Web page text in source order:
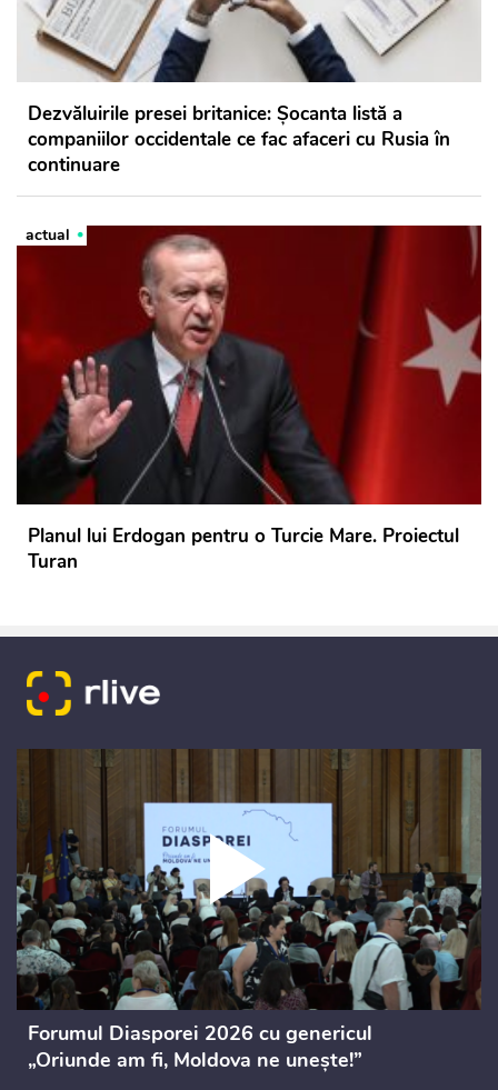
Dezvăluirile presei britanice: Șocanta listă a
companiilor occidentale ce fac afaceri cu Rusia în
continuare
actual
Planul lui Erdogan pentru o Turcie Mare. Proiectul
Turan
Forumul Diasporei 2026 cu genericul
„Oriunde am fi, Moldova ne unește!”